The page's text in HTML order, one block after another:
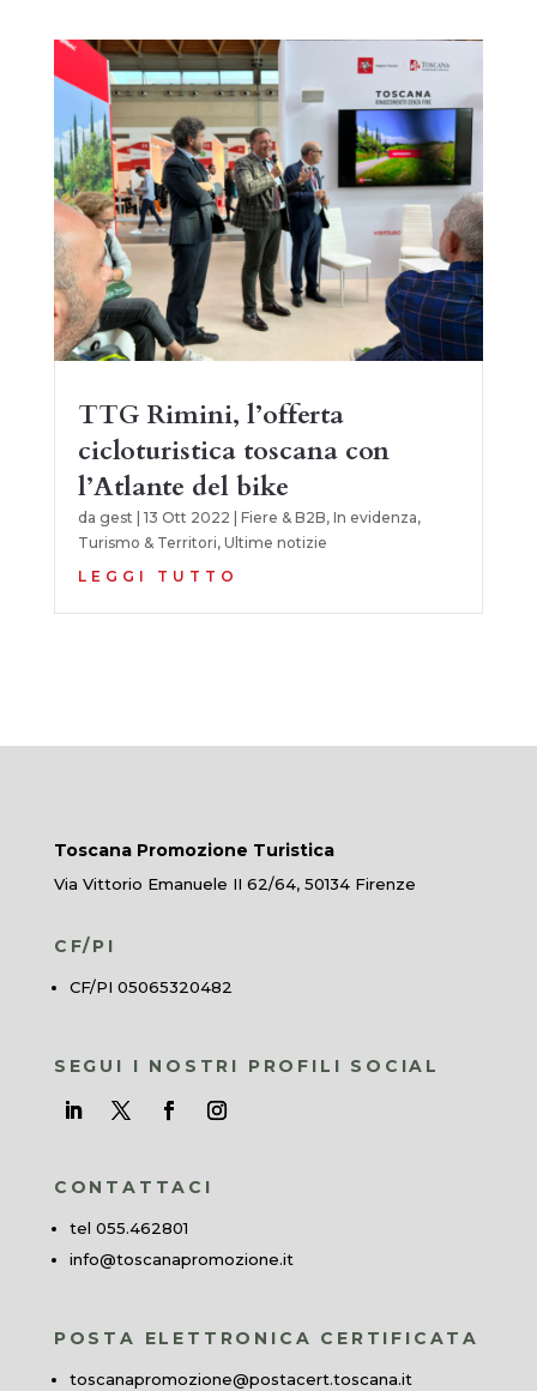
TTG Rimini, l’offerta
cicloturistica toscana con
l’Atlante del bike
da gest 13 Ott 2022 Fiere & B2B, In evidenza,
Turismo & Territori, Ultime notizie
LEGGI TUTTO
Toscana Promozione Turistica
Via Vittorio Emanuele II 62/64, 50134 Firenze
CF/PI
CF/PI 05065320482
SEGUI I NOSTRI PROFILI SOCIAL
CONTATTACI
tel 055.462801
info@toscanapromozione.it
POSTA ELETTRONICA CERTIFICATA
toscanapromozione@postacert.toscana.it